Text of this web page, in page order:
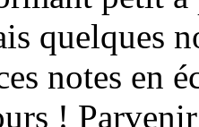
quelques
notes en
!